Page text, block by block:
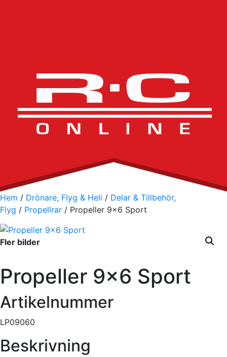
Hem / Drönare, Flyg & Heli / Delar & Tillbehör,
Flyg / Propellrar / Propeller 9×6 Sport
Fler bilder
Propeller 9×6 Sport
Artikelnummer
LP09060
Beskrivning